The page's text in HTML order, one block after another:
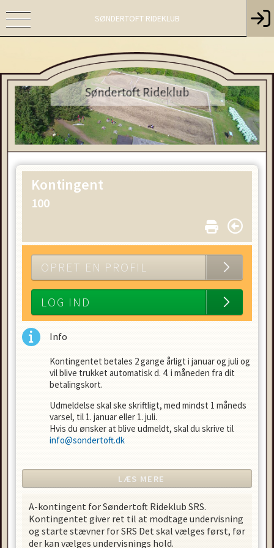
SØNDERTOFT RIDEKLUB
Kontingent
100
OPRET EN PROFIL
LOG IND
Info
Kontingentet betales 2 gange årligt i januar og juli og
vil blive trukket automatisk d. 4. i måneden fra dit
betalingskort.
Udmeldelse skal ske skriftligt, med mindst 1 måneds
varsel, til 1. januar eller 1. juli.
Hvis du ønsker at blive udmeldt, skal du skrive til
info@sondertoft.dk
LÆS MERE
A-kontingent for Søndertoft Rideklub SRS.
Kontingentet giver ret til at modtage undervisning
og starte stævner for SRS Det skal vælges først, før
der kan vælges undervisnings hold.